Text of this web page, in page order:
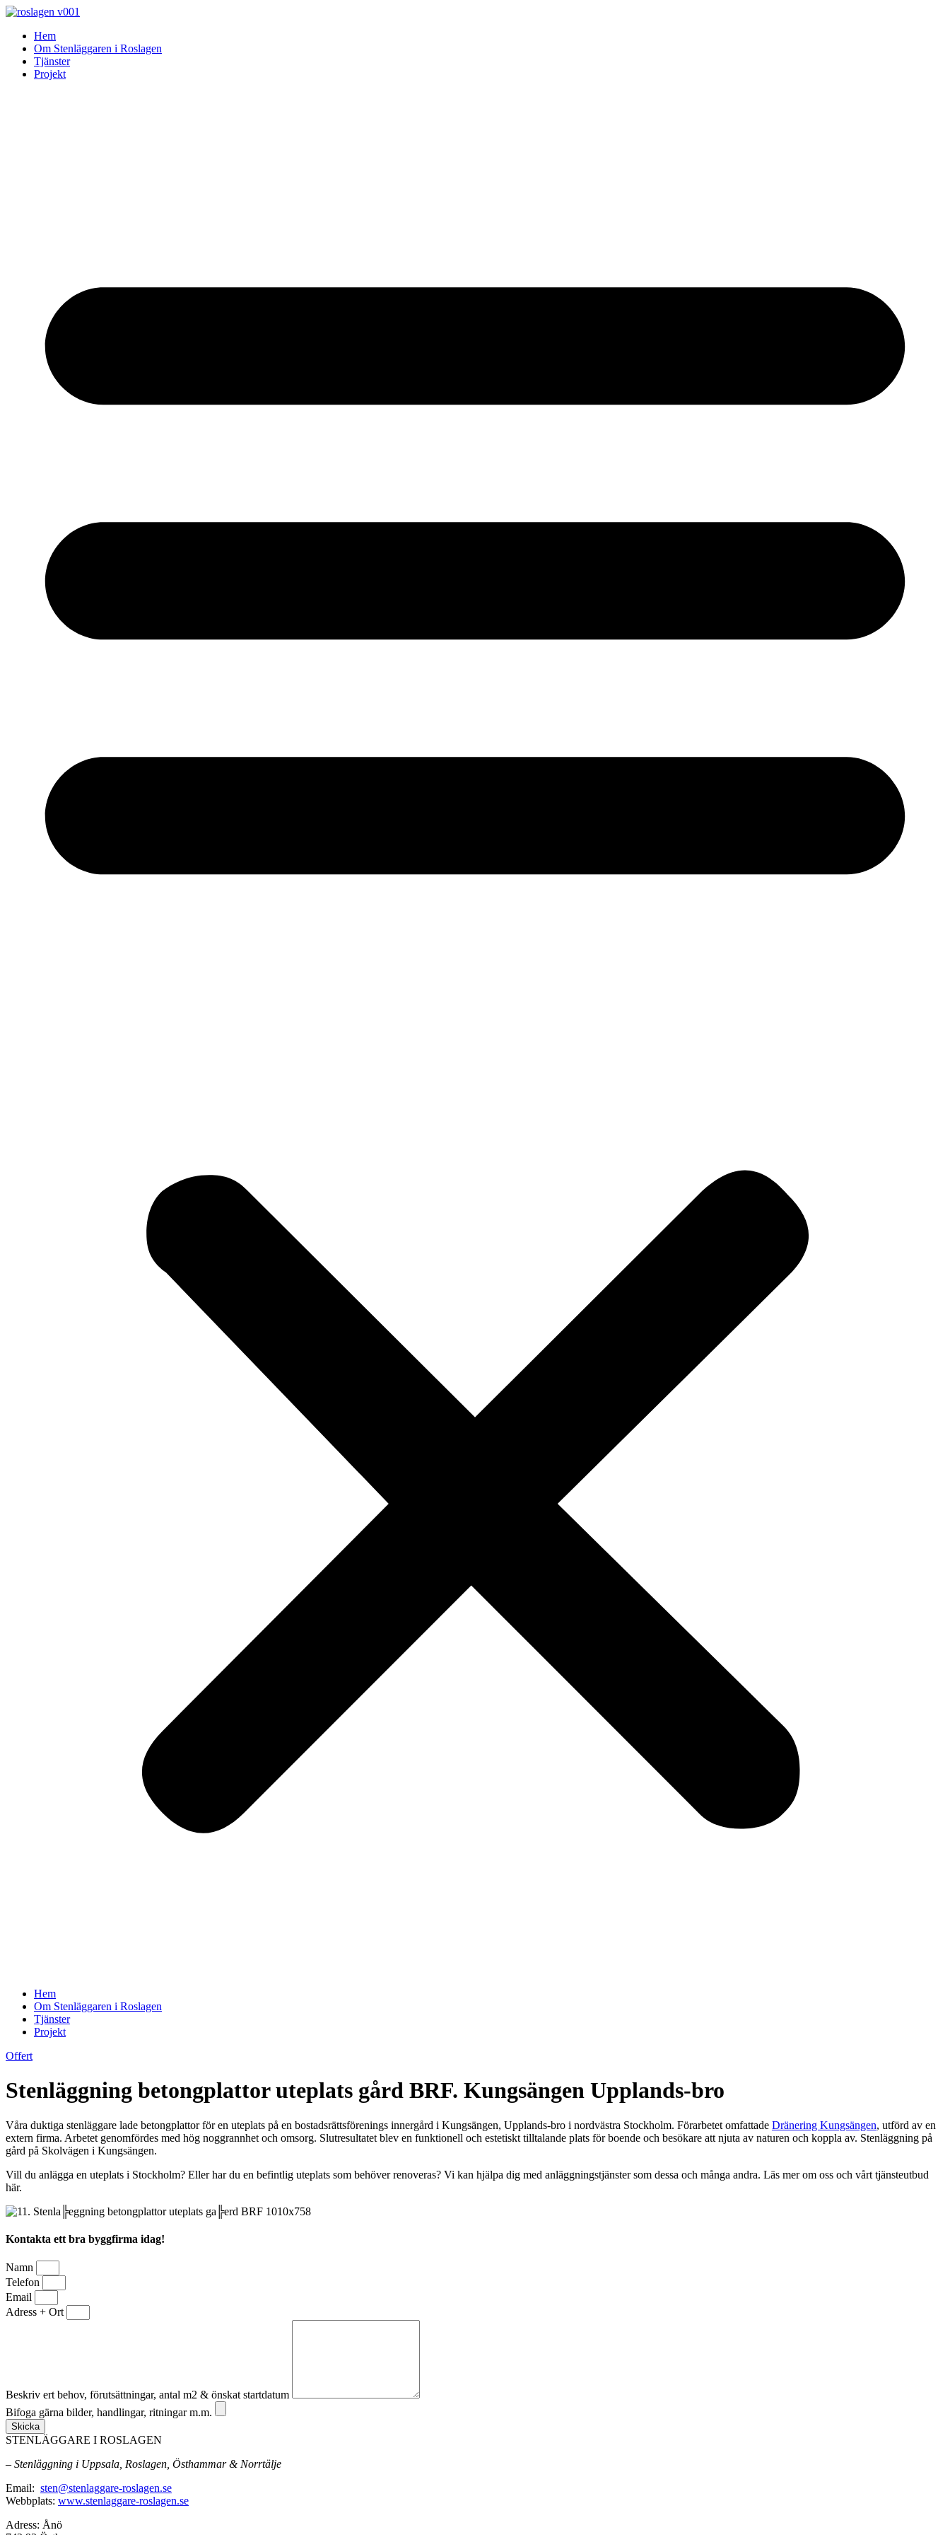
Skip
contentHem
Om Stenläggaren i Roslagen
Tjänster
Projekt
Hem
Om Stenläggaren i Roslagen
Tjänster
Projekt
Offert
Stenläggning betongplattor uteplats gård BRF. Kungsängen Upplands-bro
Våra duktiga stenläggare lade betongplattor för en uteplats på en bostadsrättsförenings innergård i Kungsängen, Upplands-bro i nordvästra Stockholm. Förarbetet omfattade Dränering Kungsängen, utförd av en
extern firma. Arbetet genomfördes med hög noggrannhet och omsorg. Slutresultatet blev en funktionell och estetiskt tilltalande plats för boende och besökare att njuta av naturen och koppla av. Stenläggning på
gård på Skolvägen i Kungsängen.
Vill du anlägga en uteplats i Stockholm? Eller har du en befintlig uteplats som behöver renoveras? Vi kan hjälpa dig med anläggningstjänster som dessa och många andra. Läs mer om oss och vårt tjänsteutbud
här.
Kontakta ett bra byggfirma idag!
Namn
Telefon
Email
Adress + Ort
Beskriv ert behov, förutsättningar, antal m2 & önskat startdatum
Bifoga gärna bilder, handlingar, ritningar m.m.
Skicka
STENLÄGGARE I ROSLAGEN
– Stenläggning i Uppsala, Roslagen, Östhammar & Norrtälje
Email: sten@stenlaggare-roslagen.se
Webbplats: www.stenlaggare-roslagen.se
Adress: Ånö